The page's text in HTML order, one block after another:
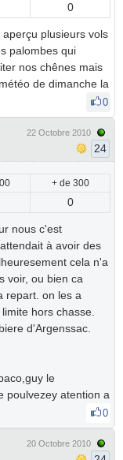
0
plusieurs vols
palombes qui
nos chênes mais
de dimanche la
0
22 Octobre 2010
24
+ de 300
0
nous c'est
à avoir des
cela n'a
voir, ou bien ca
repart. on les a
hors chasse.
d'Argenssac.
le
poulvezey atention a
0
20 Octobre 2010